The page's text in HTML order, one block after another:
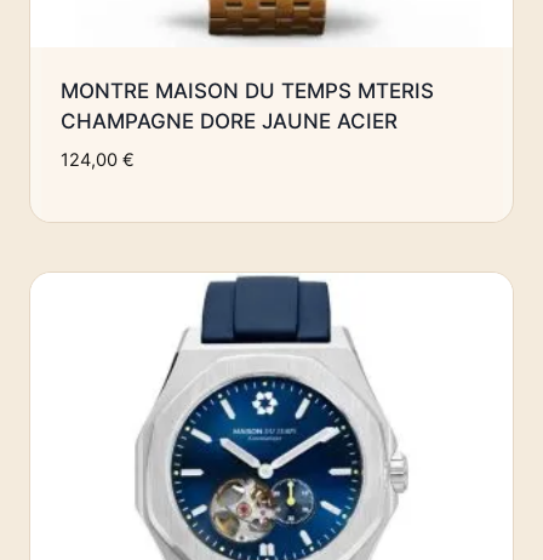
MONTRE MAISON DU TEMPS MTERIS
CHAMPAGNE DORE JAUNE ACIER
124,00 €